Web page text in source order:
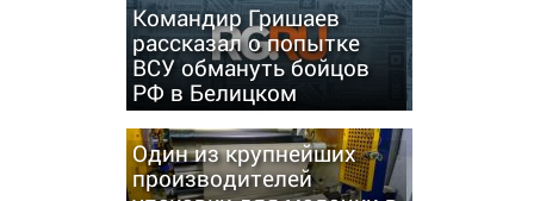
Командир Гришаев
рассказал о попытке
ВСУ обмануть бойцов
РФ в Белицком
Один из крупнейших
производителей